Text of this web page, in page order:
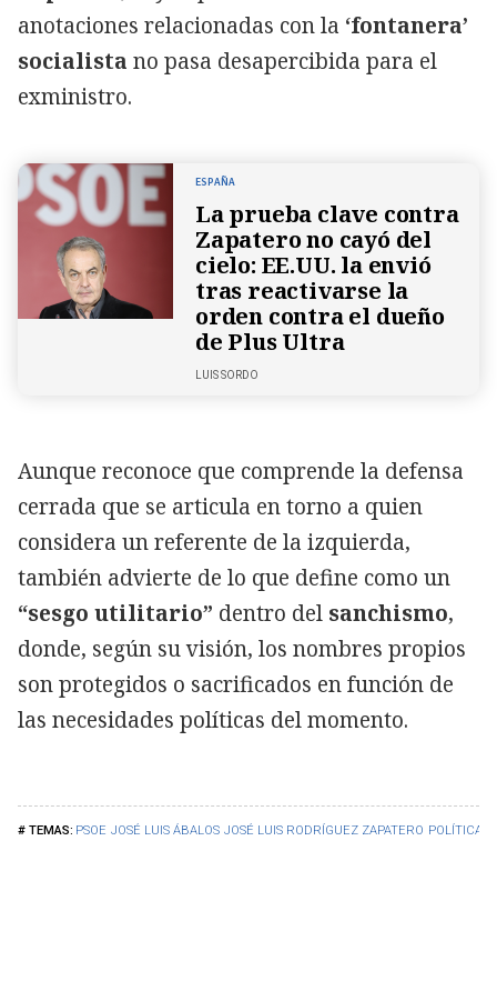
PSOE JOSÉ LUIS ÁBALOS JOSÉ LUIS RODRÍGUEZ ZAPATERO POLÍTICA
anotaciones relacionadas con la ‘fontanera’
socialista no pasa desapercibida para el
exministro.
ESPAÑA
La prueba clave contra
Zapatero no cayó del
cielo: EE.UU. la envió
tras reactivarse la
orden contra el dueño
de Plus Ultra
LUIS SORDO
Aunque reconoce que comprende la defensa
cerrada que se articula en torno a quien
considera un referente de la izquierda,
también advierte de lo que define como un
“sesgo utilitario” dentro del sanchismo,
donde, según su visión, los nombres propios
son protegidos o sacrificados en función de
las necesidades políticas del momento.